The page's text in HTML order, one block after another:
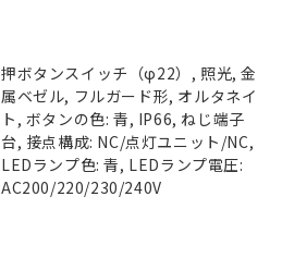
押ボタンスイッチ（φ22）, 照光, 金
属ベゼル, フルガード形, オルタネイ
ト, ボタンの色: 青, IP66, ねじ端子
台, 接点構成: NC/点灯ユニット/NC,
LEDランプ色: 青, LEDランプ電圧:
AC200/220/230/240V